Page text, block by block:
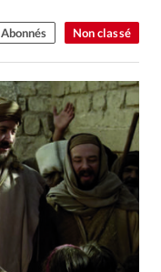
Non classé
Abonnés